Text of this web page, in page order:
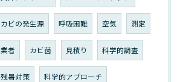
カビの発生源 呼吸困難 空気 測定
業者 カビ菌 見積り 科学的調査
残暑対策 科学的アプローチ